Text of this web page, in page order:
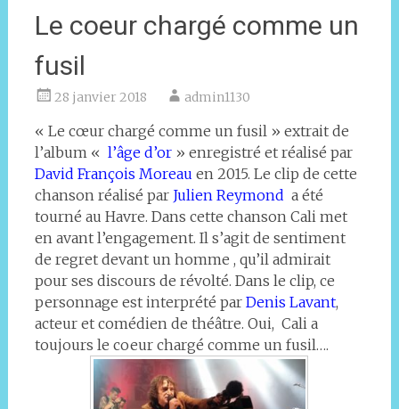
Le coeur chargé comme un
fusil
28 janvier 2018 admin1130
« Le cœur chargé comme un fusil » extrait de
l’album « l’âge d’or» enregistré et réalisé par
David François Moreau en 2015. Le clip de cette
chanson réalisé par Julien Reymond a été
tourné au Havre. Dans cette chanson Cali met
en avant l’engagement. Il s’agit de sentiment
de regret devant un homme , qu’il admirait
pour ses discours de révolté. Dans le clip, ce
personnage est interprété par Denis Lavant,
acteur et comédien de théâtre. Oui, Cali a
toujours le coeur chargé comme un fusil….